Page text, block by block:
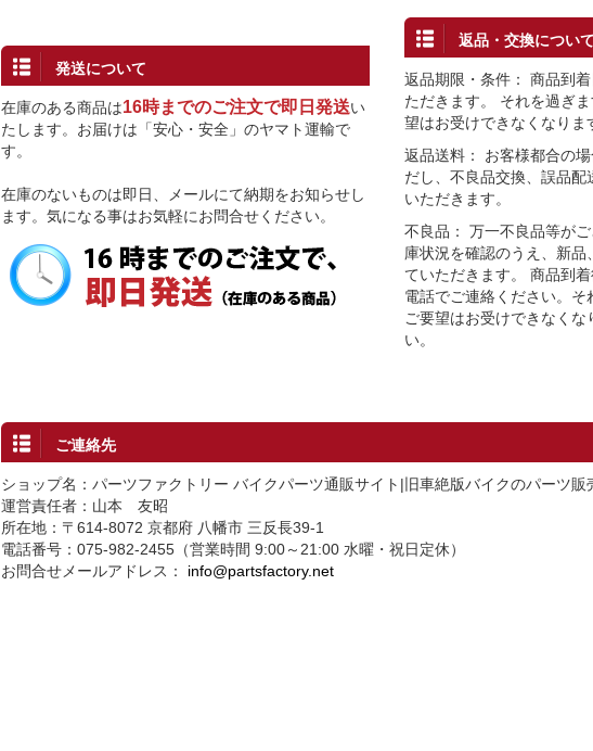
発送について
在庫のある商品は16時までのご注文で即日発送い
たします。お届けは「安心・安全」のヤマト運輸で
す。
在庫のないものは即日、メールにて納期をお知らせし
ます。気になる事はお気軽にお問合せください。
返品・交換について
返品期限・条件： 商品到
ただきます。 それを過ぎ
望はお受けできなくなりま
返品送料： お客様都合の
だし、不良品交換、誤品
いただきます。
不良品： 万一不良品等が
庫状況を確認のうえ、新
ていただきます。 商品到
電話でご連絡ください。
ご要望はお受けできなくな
い。
ご連絡先
ショップ名：パーツファクトリー バイクパーツ通販サイト|旧車絶版バイクのパーツ販
運営責任者：山本 友昭
所在地：〒614-8072 京都府 八幡市 三反長39-1
電話番号：075-982-2455（営業時間 9:00～21:00 水曜・祝日定休）
お問合せメールアドレス： info@partsfactory.net